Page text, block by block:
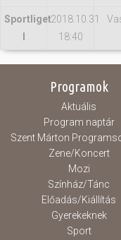
Sportliget2018.10.31
18:40
Programok
Aktuális
Program naptár
Szent Márton
Zene/Koncert
Mozi
Színház/Tánc
Előadás/Kiállítás
Gyerekeknek
Sport